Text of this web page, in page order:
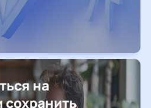
на
сохранить